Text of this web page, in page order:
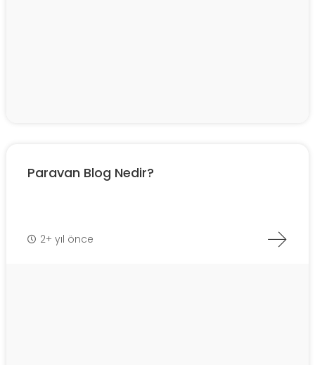
Paravan Blog Nedir?
2+ yıl önce